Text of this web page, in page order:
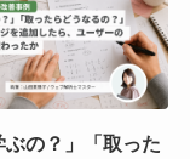
ぶの？」「取った